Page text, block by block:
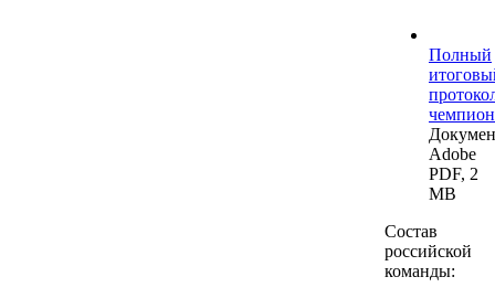
Полный
Adobe
PDF, 2
MB
Состав
российской
команды: